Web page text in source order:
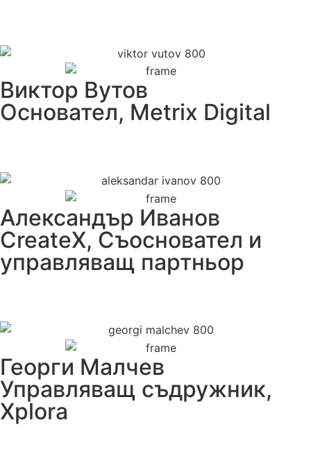
Виктор Вутов
Основател, Metrix Digital
Александър Иванов
CreateX, Съосновател и
управляващ партньор
Георги Малчев
Управляващ съдружник,
Xplora